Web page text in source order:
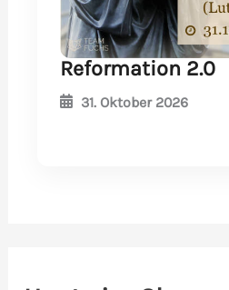
Reformation 2.0
31. Oktober 2026